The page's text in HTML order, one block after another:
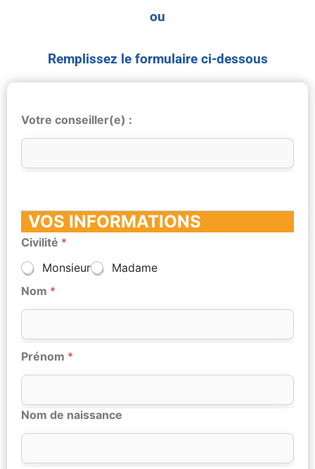
ou
Remplissez le formulaire ci-dessous
Votre conseiller(e) :
VOS INFORMATIONS
Civilité *
Monsieur
Madame
Nom *
Prénom *
Nom de naissance